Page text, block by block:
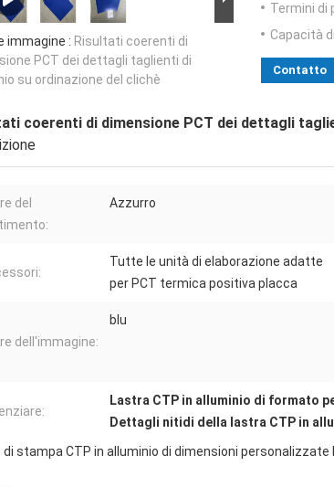
immagine : Risultati coerenti di
PCT dei dettagli taglienti di
su ordinazione del clichè
Termini di
Capacità
Contatto
coerenti di dimensione PCT dei dettagli
del
Azzurro
Tutte le unità di elaborazione adatte
per PCT termica positiva placca
dell'immagine:
blu
Lastra CTP in alluminio di formato
Dettagli nitidi della lastra CTP in
di stampa CTP in alluminio di dimensioni